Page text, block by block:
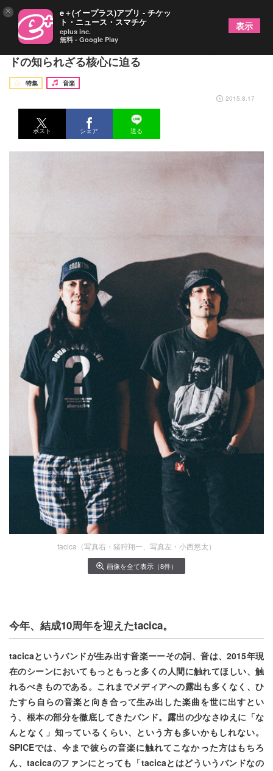
tacica×有泉智子（雑誌・MUSICA編集長） バン
ドの知られざる核心に迫る
特集
音楽
2015.8.17
ポスト シェア 送る
tacica（写真右・猪狩翔一、写真左・小西悠太）
画像を全て表示（8件）
今年、結成10周年を迎えたtacica。
tacicaというバンドが生み出す音楽ーーその詞、音は、2015年現
在のシーンにおいてもっともっと多くの人間に触れてほしい、触
れるべきものである。これまでメディアへの露出も多くなく、ひ
たすら自らの音楽と向き合って生み出した楽曲を世に出すとい
う、根本の部分を徹底してきたバンド。露出の少なさゆえに「な
んとなく」知っているくらい、という方も多いかもしれない。
SPICEでは、今まで彼らの音楽に触れてこなかった方はもちろ
ん、tacicaのファンにとっても「tacicaとはどういうバンドなの
× e＋(イープラス)アプリ - チケッ
ト・ニュース・スマチケ
eplus inc.
無料 - Google Play
表示